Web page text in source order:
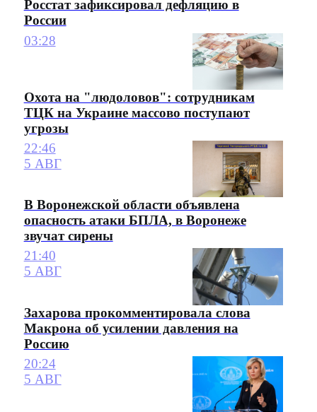
Росстат зафиксировал дефляцию в
России
03:28
Охота на "людоловов": сотрудникам
ТЦК на Украине массово поступают
угрозы
22:46
5 АВГ
В Воронежской области объявлена
опасность атаки БПЛА, в Воронеже
звучат сирены
21:40
5 АВГ
Захарова прокомментировала слова
Макрона об усилении давления на
Россию
20:24
5 АВГ